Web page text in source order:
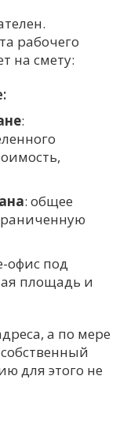
рабочего
на смету:
:
: общее
офис под
площадь и
а по мере
для этого не